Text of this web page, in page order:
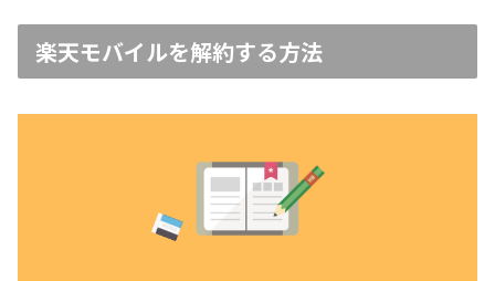
楽天モバイルを解約する方法